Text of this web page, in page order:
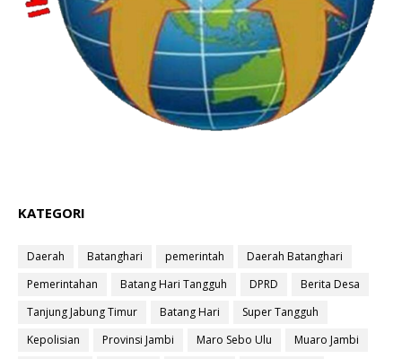
KATEGORI
Daerah Batanghari pemerintah
Daerah Batanghari
Pemerintahan
Batang Hari Tangguh DPRD
Berita Desa
Tanjung Jabung Timur
Batang Hari
Super Tangguh
Kepolisian
Provinsi Jambi Maro Sebo Ulu
Muaro Jambi